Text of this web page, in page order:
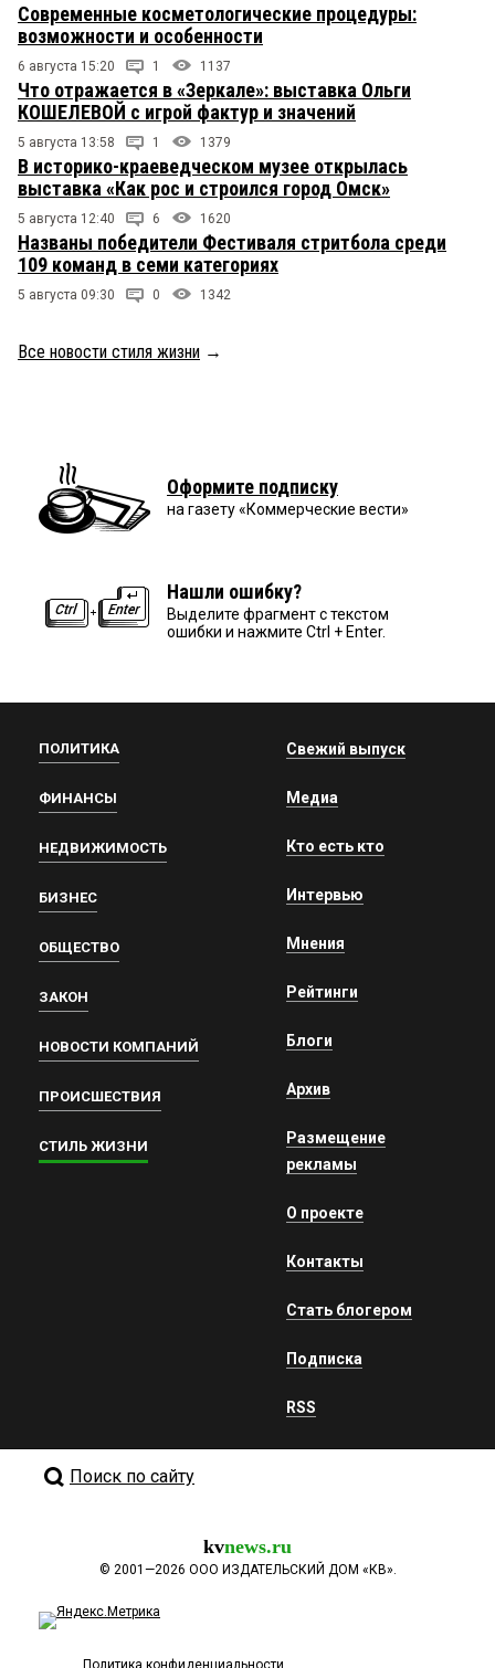
Современные косметологические процедуры:
возможности и особенности
6 августа 15:20 1 1137
Что отражается в «Зеркале»: выставка Ольги
КОШЕЛЕВОЙ с игрой фактур и значений
5 августа 13:58 1 1379
В историко-краеведческом музее открылась
выставка «Как рос и строился город Омск»
5 августа 12:40 6 1620
Названы победители Фестиваля стритбола среди
109 команд в семи категориях
5 августа 09:30 0 1342
Все новости стиля жизни →
Оформите подписку
на газету «Коммерческие вести»
Нашли ошибку?
Выделите фрагмент с текстом
ошибки и нажмите Ctrl + Enter.
ПОЛИТИКА
ФИНАНСЫ
НЕДВИЖИМОСТЬ
БИЗНЕС
ОБЩЕСТВО
ЗАКОН
НОВОСТИ КОМПАНИЙ
ПРОИСШЕСТВИЯ
СТИЛЬ ЖИЗНИ
Свежий выпуск
Медиа
Кто есть кто
Интервью
Мнения
Рейтинги
Блоги
Архив
Размещение
рекламы
О проекте
Контакты
Стать блогером
Подписка
RSS
Поиск по сайту
kvnews.ru
© 2001—2026 ООО ИЗДАТЕЛЬСКИЙ ДОМ «КВ».
Политика конфиденциальности